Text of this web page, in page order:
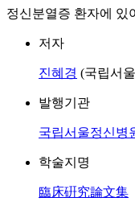
정신분열증 환자에 있
저자
진혜경 (국립서
발행기관
국립서울정신병
학술지명
臨床硏究論文集